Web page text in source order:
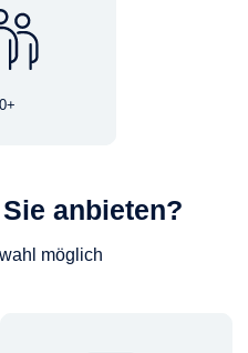
anbieten?
möglich